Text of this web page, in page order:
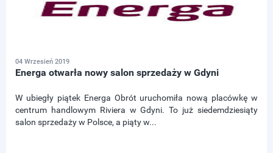
04 Wrzesień 2019
Energa otwarła nowy salon sprzedaży w Gdyni
W ubiegły piątek Energa Obrót uruchomiła nową placówkę w
centrum handlowym Riviera w Gdyni. To już siedemdziesiąty
salon sprzedaży w Polsce, a piąty w...